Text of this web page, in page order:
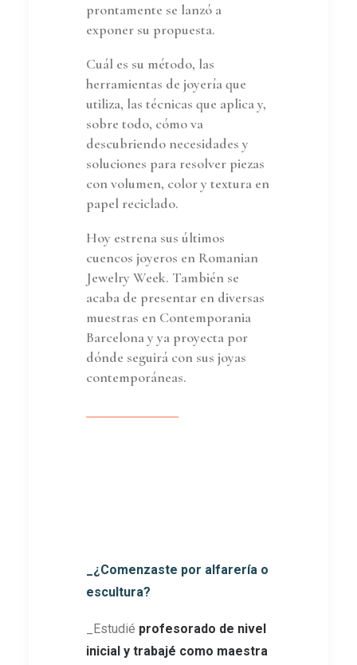
prontamente se lanzó a
exponer su propuesta.
Cuál es su método, las
herramientas de joyería que
utiliza, las técnicas que aplica y,
sobre todo, cómo va
descubriendo necesidades y
soluciones para resolver piezas
con volumen, color y textura en
papel reciclado.
Hoy estrena sus últimos
cuencos joyeros en Romanian
Jewelry Week. También se
acaba de presentar en diversas
muestras en Contemporania
Barcelona y ya proyecta por
dónde seguirá con sus joyas
contemporáneas.
_¿Comenzaste por alfarería o
escultura?
_Estudié profesorado de nivel
inicial y trabajé como maestra